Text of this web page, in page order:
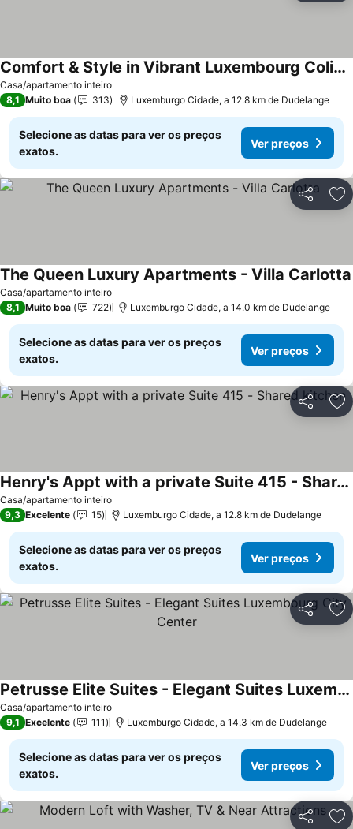
Casa/apartamento inteiro
Comfort & Style in Vibrant Luxembourg Coliving
Ver preços
8,1 Muito boa 313 Luxemburgo Cidade, a 12.8 km de Dudelange
Selecione as datas para ver os preços
exatos.
Ver preços
Partilhar
Casa/apartamento inteiro
The Queen Luxury Apartments - Villa Carlotta
8,1 Muito boa 722 Luxemburgo Cidade, a 14.0 km de Dudelange
Selecione as datas para ver os preços
exatos.
Ver preços
Partilhar
Casa/apartamento inteiro
Henry's Appt with a private Suite 415 - Shared kitchen
Ver preços
9,3 Excelente 15 Luxemburgo Cidade, a 12.8 km de Dudelange
Selecione as datas para ver os preços
exatos.
Ver preços
Partilhar
Casa/apartamento inteiro
Petrusse Elite Suites - Elegant Suites Luxembourg City Center
Ver preços
9,1 Excelente 111 Luxemburgo Cidade, a 14.3 km de Dudelange
Selecione as datas para ver os preços
exatos.
Ver preços
Partilhar